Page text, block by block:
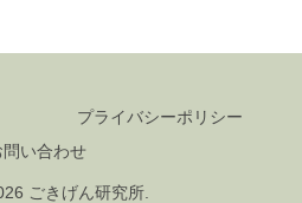
プライバシーポリシー
問い合わせ
ごきげん研究所.